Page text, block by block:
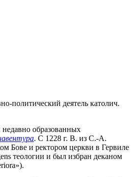
политический деятель католич.
образованных
. С 1228 г. В. из С.-А.
Бове и ректором церкви в Гервиле
теологии и был избран деканом